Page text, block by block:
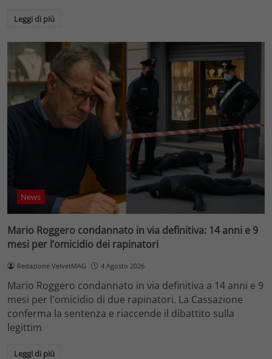
Leggi di più
News
Mario Roggero condannato in via definitiva: 14 anni e 9
mesi per l’omicidio dei rapinatori
Redazione VelvetMAG 4 Agosto 2026
Mario Roggero condannato in via definitiva a 14 anni e 9
mesi per l'omicidio di due rapinatori. La Cassazione
conferma la sentenza e riaccende il dibattito sulla
legittim
Leggi di più